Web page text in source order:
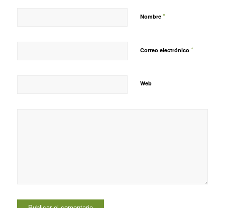
Nombre *
Correo electrónico *
Web